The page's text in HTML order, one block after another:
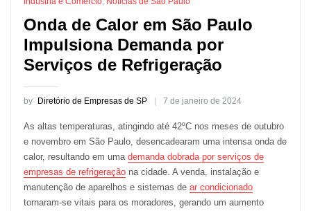
Onda de Calor em São Paulo
Impulsiona Demanda por
Serviços de Refrigeração
by Diretório de Empresas de SP 7 de janeiro de 2024
As altas temperaturas, atingindo até 42ºC nos meses de outubro
e novembro em São Paulo, desencadearam uma intensa onda de
calor, resultando em uma demanda dobrada por serviços de
empresas de refrigeraçãona cidade. A venda, instalação e
manutenção de aparelhos e sistemas de ar condicionado
tornaram-se vitais para os moradores, gerando um aumento